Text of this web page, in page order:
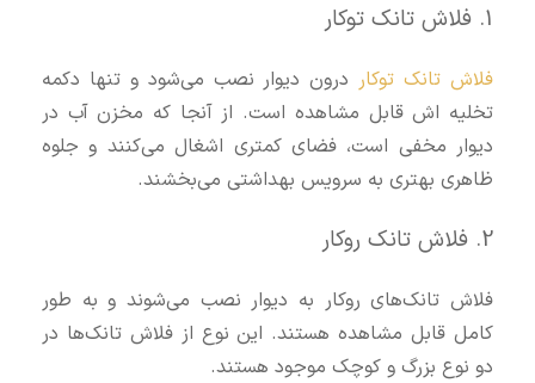
1. فلاش تانک توکار
فلاش تانک توکار درون دیوار نصب می‌شود و تنها دکمه
تخلیه اش قابل مشاهده است. از آنجا که مخزن آب در
دیوار مخفی است، فضای کمتری اشغال می‌کنند و جلوه
ظاهری بهتری به سرویس بهداشتی می‌بخشند.
2. فلاش تانک روکار
فلاش تانک‌های روکار به دیوار نصب می‌شوند و به طور
کامل قابل مشاهده هستند. این نوع از فلاش تانک‌ها در
دو نوع بزرگ و کوچک موجود هستند.